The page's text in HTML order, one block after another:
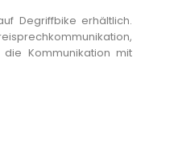
Degriffbike erhältlich.
Kommunikation mit